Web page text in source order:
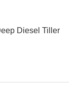
Diesel Tiller